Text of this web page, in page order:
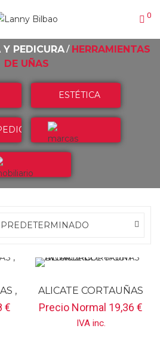
0
Y PEDICURA
HERRAMIENTAS
DE UÑAS
ESTÉTICA
,
€
ALICATE CORTAUÑAS
DE ACERO
INOXIDABLE 673811
Precio Normal 19,36 €
IVA inc.